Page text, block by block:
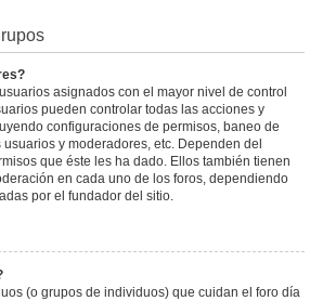
asignados con el mayor nivel de control
pueden controlar todas las acciones y
configuraciones de permisos, baneo de
y moderadores, etc. Dependen del
que éste les ha dado. Ellos también tienen
en cada uno de los foros, dependiendo
por el fundador del sitio.
(o grupos de individuos) que cuidan el foro día